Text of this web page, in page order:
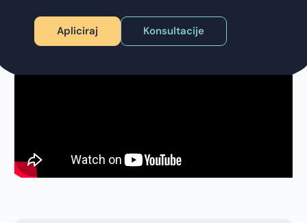
Apliciraj Konsultacije